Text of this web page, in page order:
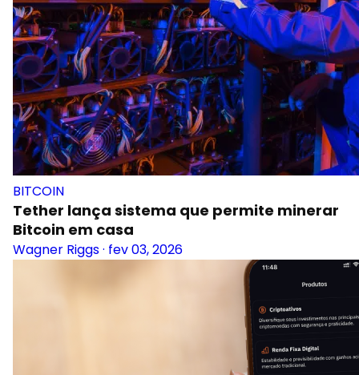
BITCOIN
Tether lança sistema que permite minerar
Bitcoin em casa
Wagner Riggs· fev 03, 2026